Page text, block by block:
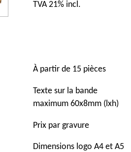
TVA 21% incl.
À partir de 15 pièces
Texte sur la bande
maximum 60x8mm (lxh)
Prix ​​par gravure
Dimensions logo A4 et A5